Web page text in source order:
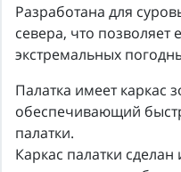
Разработана для
севера, что позволяет
экстремальных
Палатка имеет каркас
обеспечивающий
палатки.
Каркас палатки сделан